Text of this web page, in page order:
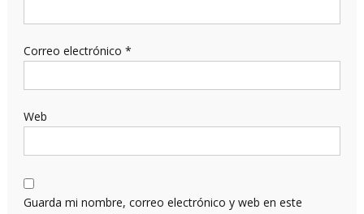
Correo electrónico *
Web
Guarda mi nombre, correo electrónico y web en este